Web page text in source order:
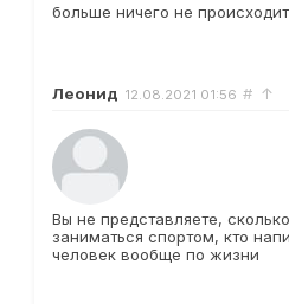
больше ничего не происходит
Леонид 12.08.2021 01:56 # ↑
Вы не представляете,
заниматься спортом, кто
человек вообще по жизни